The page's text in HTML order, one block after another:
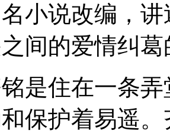
小说改编，
间的爱情纠
是住在一条
保护着易遥